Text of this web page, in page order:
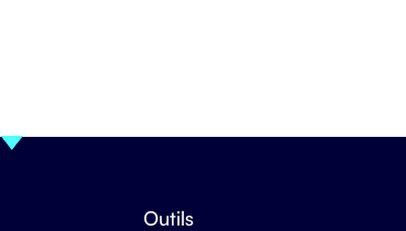
Outils